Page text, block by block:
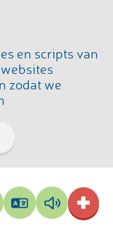
en scripts van
zodat we
Pagina
vertalen
Pagina
voorlezen